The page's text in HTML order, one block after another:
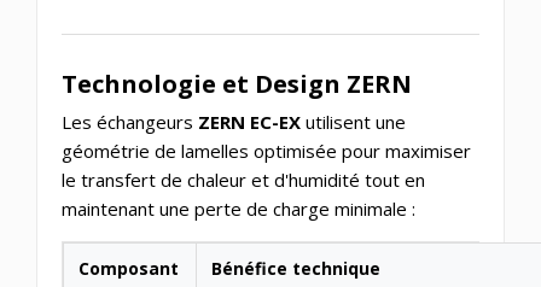
Technologie et Design ZERN
Les échangeurs ZERN EC-EX utilisent une
géométrie de lamelles optimisée pour maximiser
le transfert de chaleur et d'humidité tout en
maintenant une perte de charge minimale :
Composant Bénéfice technique